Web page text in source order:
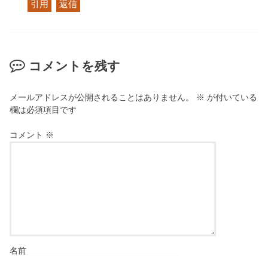
引用 返信
コメントを残す
メールアドレスが公開されることはありません。 ※ が付いている
欄は必須項目です
コメント ※
名前